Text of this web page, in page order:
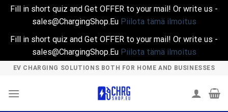
Fill in short quiz and Get OFFER to your mail! Or write us -
sales@ChargingShop.Eu Piilota tämä ilmoitus
Fill in short quiz and Get OFFER to your mail! Or write us -
sales@ChargingShop.Eu Piilota tämä ilmoitus
Skip
content
EV CHARGING SOLUTIONS BOTH FOR HOME AND BUSINESSES